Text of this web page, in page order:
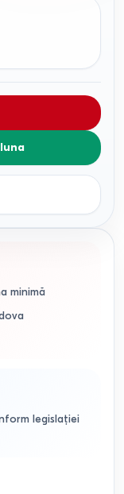
minimă
legislației